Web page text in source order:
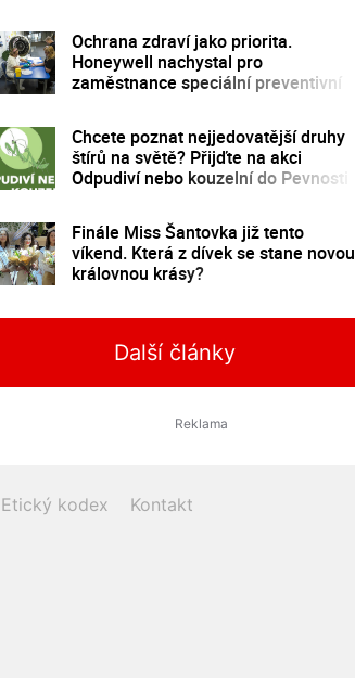
Ochrana zdraví jako priorita.
Honeywell nachystal pro
zaměstnance speciální preventivní
Chcete poznat nejjedovatější druhy
štírů na světě? Přijďte na akci
Odpudiví nebo kouzelní do Pevnosti
Finále Miss Šantovka již tento
víkend. Která z dívek se stane novou
královnou krásy?
Další články
Etický kodex Kontakt